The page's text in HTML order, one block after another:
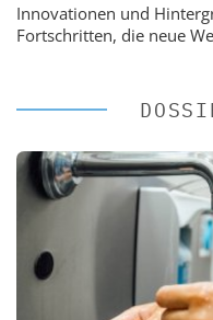
Innovationen und
Fortschritten, die neue